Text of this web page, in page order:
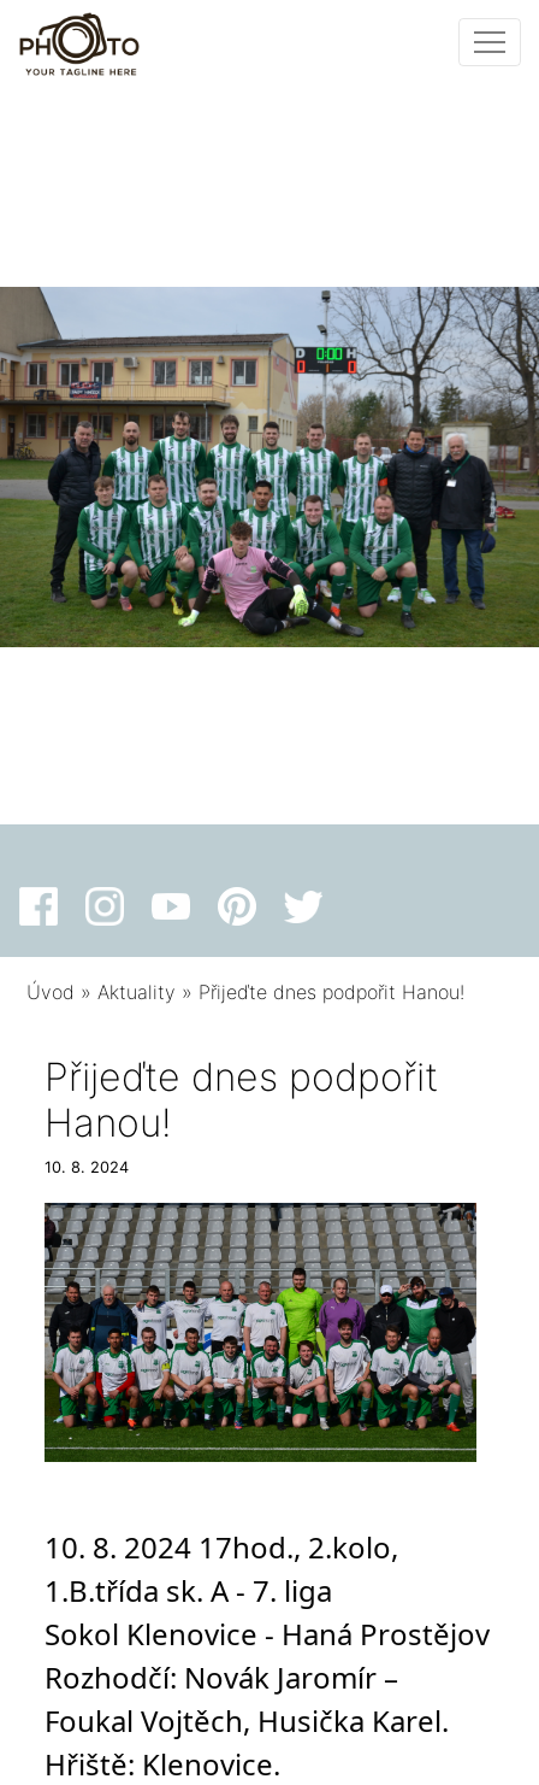
Úvod »Aktuality » Přijeďte dnes podpořit Hanou!
Přijeďte dnes podpořit
Hanou!
10. 8. 2024
10. 8. 2024 17hod., 2.kolo,
1.B.třída sk. A - 7. liga
Sokol Klenovice - Haná Prostějov
Rozhodčí: Novák Jaromír –
Foukal Vojtěch, Husička Karel.
Hřiště: Klenovice.